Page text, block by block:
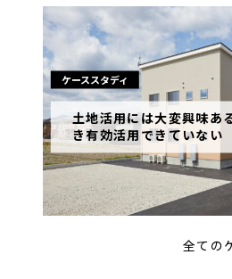
ケーススタディ
土地活用には大変興味あ
き有効活用できていない
全ての